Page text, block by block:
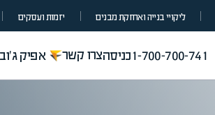
ליקויי בנייה ואחזקת מבנים יזמות ועסקים
1-700-700-741כניסהצרו קשר אפיק